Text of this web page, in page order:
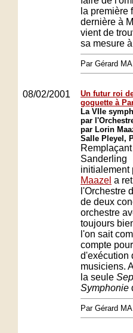
la première
dernière à
vient de
sa mesure
Par Gérard
08/02/2001
Un futur roi
goguette à
La VIIe
par
par Lorin
Salle Pleyel,
Sanderling
initialement
Maazel a
l'Orchestre
de deux
orchestre
toujours
l'on sait
compte
d'exécution
musiciens.
la seule
Symphonie
Par Gérard